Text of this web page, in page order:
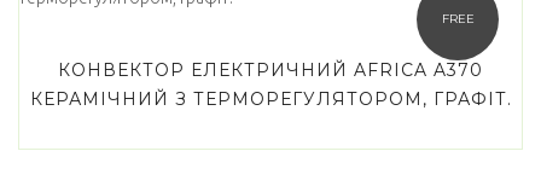
FREE
КОНВЕКТОР ЕЛЕКТРИЧНИЙ AFRICA A370
КЕРАМІЧНИЙ З ТЕРМОРЕГУЛЯТОРОМ, ГРАФІТ.